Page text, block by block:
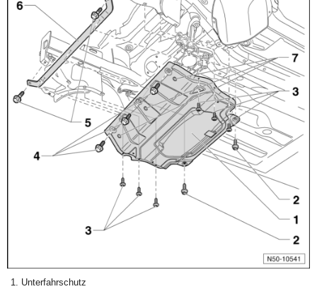
Unterfahrschutz